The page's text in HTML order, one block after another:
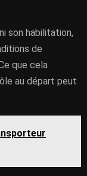
son habilitation,
de
que cela
au départ peut